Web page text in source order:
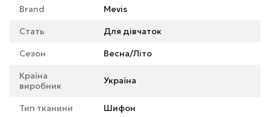
Brand Mevis
Стать Для дівчаток
Сезон Весна/Літо
Країна
виробник
Україна
Тип тканини Шифон